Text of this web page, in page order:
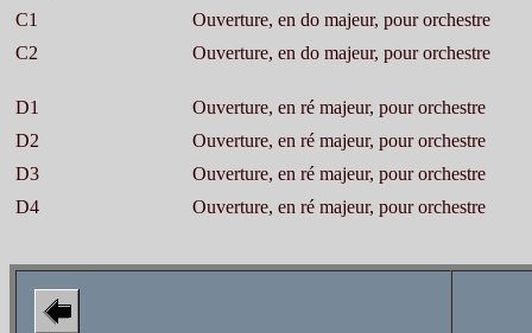
C1
Ouverture, en do majeur, pour orchestre
C2
Ouverture, en do majeur, pour orchestre
D1
Ouverture, en ré majeur, pour orchestre
D2
Ouverture, en ré majeur, pour orchestre
D3
Ouverture, en ré majeur, pour orchestre
D4
Ouverture, en ré majeur, pour orchestre